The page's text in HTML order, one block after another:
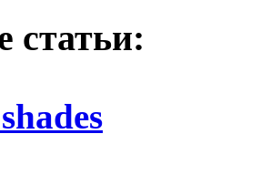
статьи: